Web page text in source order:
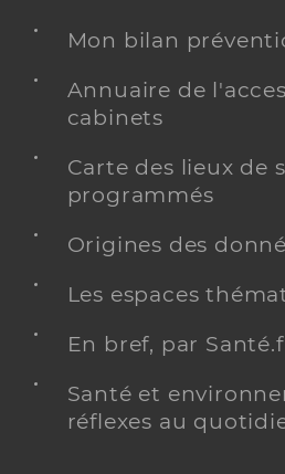
Mon bilan
Annuaire de
cabinets
Carte des lieux de
programmés
Origines des
Les espaces
En bref, par
Santé et
réflexes au